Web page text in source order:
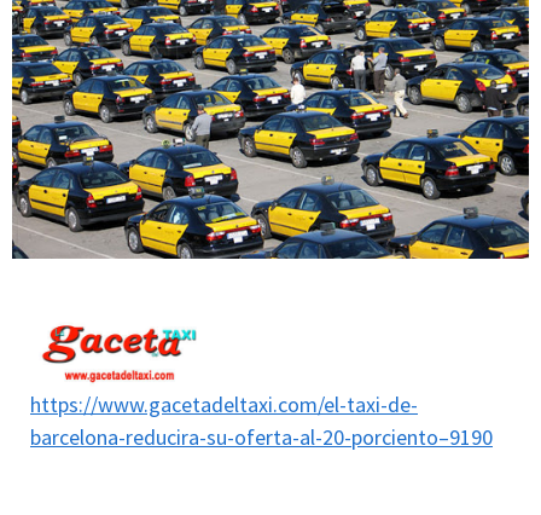
https://www.gacetadeltaxi.com/el-taxi-de-
barcelona-reducira-su-oferta-al-20-porciento–9190